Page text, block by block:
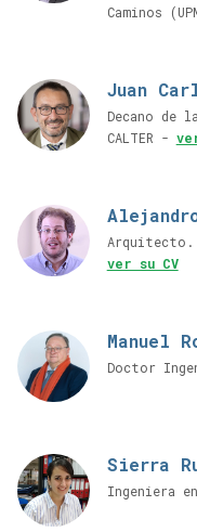
Caminos
Juan
Decano de
CALTER -
Arquitecto.
ver su CV
Manuel
Doctor
Sierra
Ingeniera